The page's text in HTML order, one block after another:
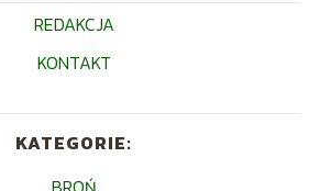
REDAKCJA
KONTAKT
KATEGORIE: